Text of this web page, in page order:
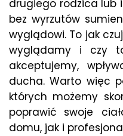
drugiego rodzica lub
bez wyrzutów
wyglądowi. To jak
wyglądamy i czy
akceptujemy,
ducha. Warto więc
których możemy
poprawić swoje
domu, jak i